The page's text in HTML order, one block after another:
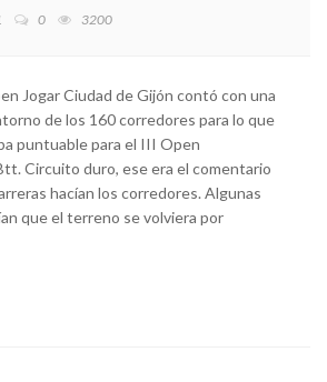
0 3200
Jogar Ciudad de Gijón contó con una
de los 160 corredores para lo que
puntuable para el III Open
Circuito duro, ese era el comentario
hacían los corredores. Algunas
que el terreno se volviera por